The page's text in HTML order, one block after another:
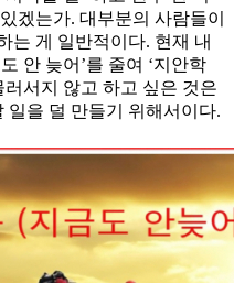
겠는가. 대부분의 사람들이
는 게 일반적이다. 현재 내
안 늦어’를 줄여 ‘지안학
서지 않고 하고 싶은 것은
일을 덜 만들기 위해서이다.